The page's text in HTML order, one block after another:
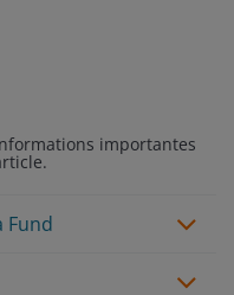
importantes
Fund